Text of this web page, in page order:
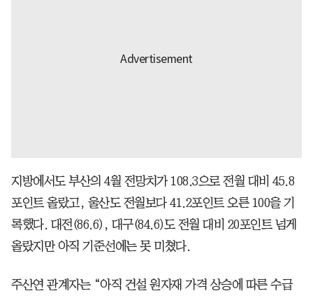
지방에서도 부산의 4월 전망치가 108.3으로 전월 대비 45.8
포인트 올랐고, 울산도 전월보다 41.2포인트 오른 100을 기
록했다. 대전(86.6), 대구(84.6)도 전월 대비 20포인트 넘게
올랐지만 아직 기준선에는 못 미쳤다.
주산연 관계자는 “아직 건설 원자재 가격 상승에 따른 수급